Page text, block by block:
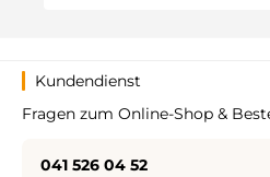
Kundendienst
Fragen zum Online-Shop &
041 526 04 52